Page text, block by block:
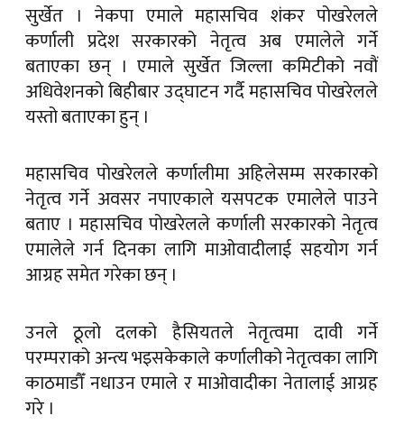
सुर्खेत । नेकपा एमाले महासचिव शंकर पोखरेलले
कर्णाली प्रदेश सरकारको नेतृत्व अब एमालेले गर्ने
बताएका छन् । एमाले सुर्खेत जिल्ला कमिटीको नवौं
अधिवेशनको बिहीबार उद्घाटन गर्दै महासचिव पोखरेलले
यस्तो बताएका हुन् ।
महासचिव पोखरेलले कर्णालीमा अहिलेसम्म सरकारको
नेतृत्व गर्ने अवसर नपाएकाले यसपटक एमालेले पाउने
बताए । महासचिव पोखरेलले कर्णाली सरकारको नेतृत्व
एमालेले गर्न दिनका लागि माओवादीलाई सहयोग गर्न
आग्रह समेत गरेका छन् ।
उनले ठूलो दलको हैसियतले नेतृत्वमा दावी गर्ने
परम्पराको अन्त्य भइसकेकाले कर्णालीको नेतृत्वका लागि
काठमाडौँ नधाउन एमाले र माओवादीका नेतालाई आग्रह
गरे ।